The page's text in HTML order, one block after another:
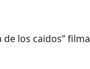
los caidos” filma